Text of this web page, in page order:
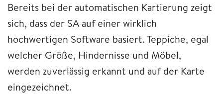
Bereits bei der automatischen Kartierung zeigt
sich, dass der SA auf einer wirklich
hochwertigen Software basiert. Teppiche, egal
welcher Größe, Hindernisse und Möbel,
werden zuverlässig erkannt und auf der Karte
eingezeichnet.